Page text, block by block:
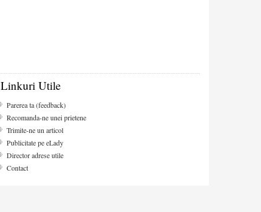
Linkuri Utile
Parerea ta (feedback)
Recomanda-ne unei prietene
Trimite-ne un articol
Publicitate pe eLady
Director adrese utile
Contact